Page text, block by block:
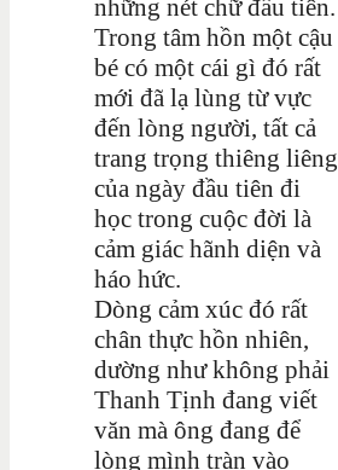
những nét chữ đầu tiên.
Trong tâm hồn một cậu
bé có một cái gì đó rất
mới đã lạ lùng từ vực
đến lòng người, tất cả
trang trọng thiêng liêng
của ngày đầu tiên đi
học trong cuộc đời là
cảm giác hãnh diện và
háo hức.
Dòng cảm xúc đó rất
chân thực hồn nhiên,
dường như không phải
Thanh Tịnh đang viết
văn mà ông đang để
lòng mình tràn vào